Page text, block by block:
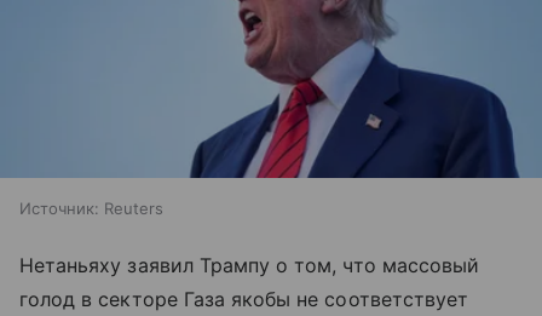
Источник: Reuters
Нетаньяху заявил Трампу о том, что массовый
голод в секторе Газа якобы не соответствует